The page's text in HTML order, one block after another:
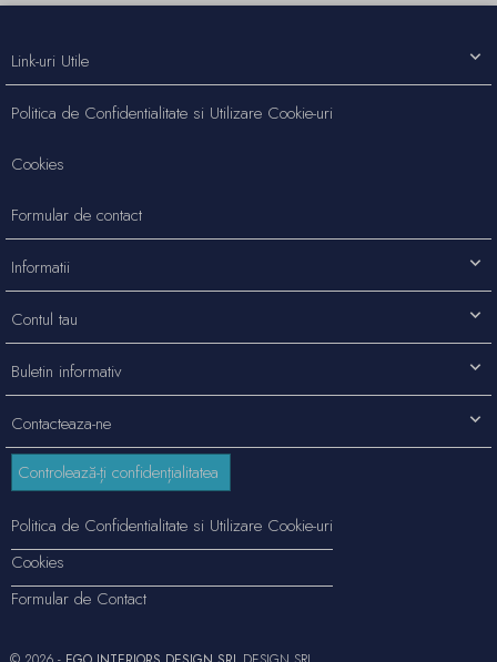
Contacteaza-ne
Link-uri Utile
Politica de Confidentialitate si Utilizare Cookie-uri
Cookies
Formular de contact
Informatii
Contul tau
Buletin informativ
Controlează-ți confidențialitatea
Politica de Confidentialitate si Utilizare Cookie-uri
Cookies
Formular de Contact